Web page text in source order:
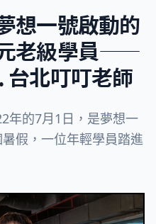
想一號啟動的
老級學員——
台北叮叮老師
年的7月1日，是夢想一
假，一位年輕學員踏進